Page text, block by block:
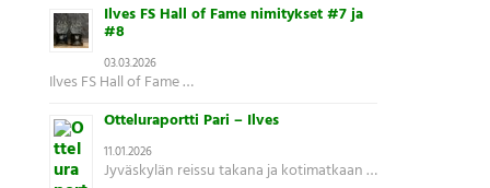
Ilves FS Hall of Fame nimitykset #7 ja
#8
03.03.2026
Ilves FS Hall of Fame …
Otteluraportti Pari – Ilves
11.01.2026
Jyväskylän reissu takana ja kotimatkaan …